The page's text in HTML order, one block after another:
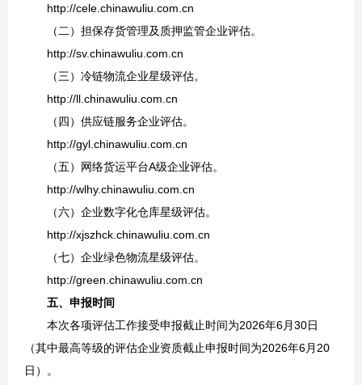
http://cele.chinawuliu.com.cn
（二）担保存货管理及质押监管企业评估。
http://sv.chinawuliu.com.cn
（三）冷链物流企业星级评估。
http://ll.chinawuliu.com.cn
（四）供应链服务企业评估。
http://gyl.chinawuliu.com.cn
（五）网络货运平台A级企业评估。
http://wlhy.chinawuliu.com.cn
（六）企业数字化仓库星级评估。
http://xjszhck.chinawuliu.com.cn
（七）企业绿色物流星级评估。
http://green.chinawuliu.com.cn
五、 申报时间
本次各项评估工作接受申报截止时间为2026年6月30日
（其中最高等级的评估企业资质截止申报时间为2026年6月20
日）。